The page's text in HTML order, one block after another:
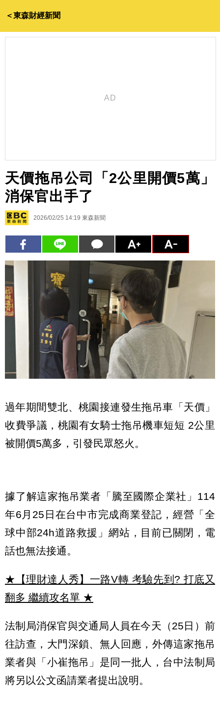
＜東森財經新聞
天價拖吊公司「2公里開價5萬」
消保官出手了
2026/02/25 14:19 東森新聞
過年期間雙北、桃園接連發生拖吊車「天價」
收費爭議，桃園有女騎士拖吊機車短短 2公里
被開價5萬多，引發民眾怒火。
據了解這家拖吊業者「騰至國際企業社」114
年6月25日在台中市完成商業登記，經營「全
球中部24h道路救援」網站，目前已關閉，電
話也無法接通。
★【理財達人秀】一路V轉 考驗先到? 打底又
翻多 繼續攻名單 ★
法制局消保官與交通局人員在今天（25日）前
往訪查，大門深鎖、無人回應，外傳這家拖吊
業者與「小崔拖吊」是同一批人，台中法制局
將另以公文函請業者提出說明。